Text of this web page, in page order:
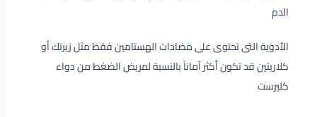
الدم
الأدوية التى تحتوى على مضادات الهستامين فقط مثل زيرتك أو
كلاريتين قد تكون أكثر آماناً بالنسبة لمريض الضغط من دواء
كليرست